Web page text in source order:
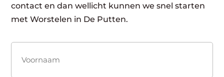
contact en dan wellicht kunnen we snel starten
met Worstelen in De Putten.
(Vereist)